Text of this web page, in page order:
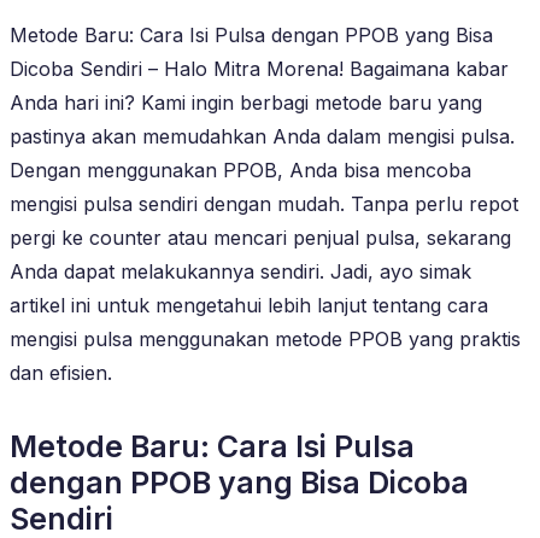
Metode Baru: Cara Isi Pulsa dengan PPOB yang Bisa
Dicoba Sendiri – Halo Mitra Morena! Bagaimana kabar
Anda hari ini? Kami ingin berbagi metode baru yang
pastinya akan memudahkan Anda dalam mengisi pulsa.
Dengan menggunakan PPOB, Anda bisa mencoba
mengisi pulsa sendiri dengan mudah. Tanpa perlu repot
pergi ke counter atau mencari penjual pulsa, sekarang
Anda dapat melakukannya sendiri. Jadi, ayo simak
artikel ini untuk mengetahui lebih lanjut tentang cara
mengisi pulsa menggunakan metode PPOB yang praktis
dan efisien.
Metode Baru: Cara Isi Pulsa
dengan PPOB yang Bisa Dicoba
Sendiri